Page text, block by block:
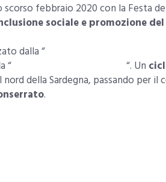
scorso febbraio 2020 con la Festa
sociale e promozione
dalla “
“
“. Un
nord della Sardegna, passando per
.